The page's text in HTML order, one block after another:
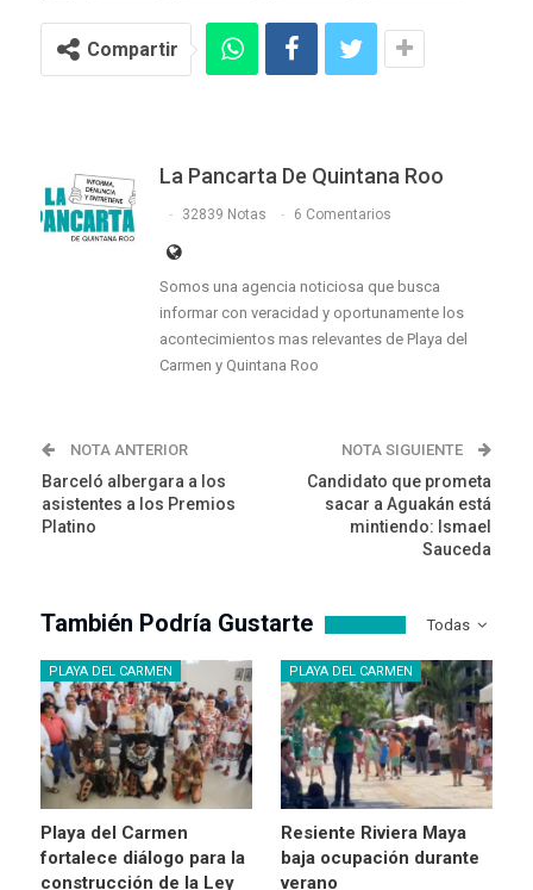
Compartir
La Pancarta De Quintana Roo
32839 Notas 6 Comentarios
Somos una agencia noticiosa que busca
informar con veracidad y oportunamente los
acontecimientos mas relevantes de Playa del
Carmen y Quintana Roo
NOTA ANTERIOR
Barceló albergara a los
asistentes a los Premios
Platino
NOTA SIGUIENTE
Candidato que prometa
sacar a Aguakán está
mintiendo: Ismael
Sauceda
Todas
También Podría Gustarte
PLAYA DEL CARMEN
Playa del Carmen
fortalece diálogo para la
construcción de la Ley
PLAYA DEL CARMEN
Resiente Riviera Maya
baja ocupación durante
verano